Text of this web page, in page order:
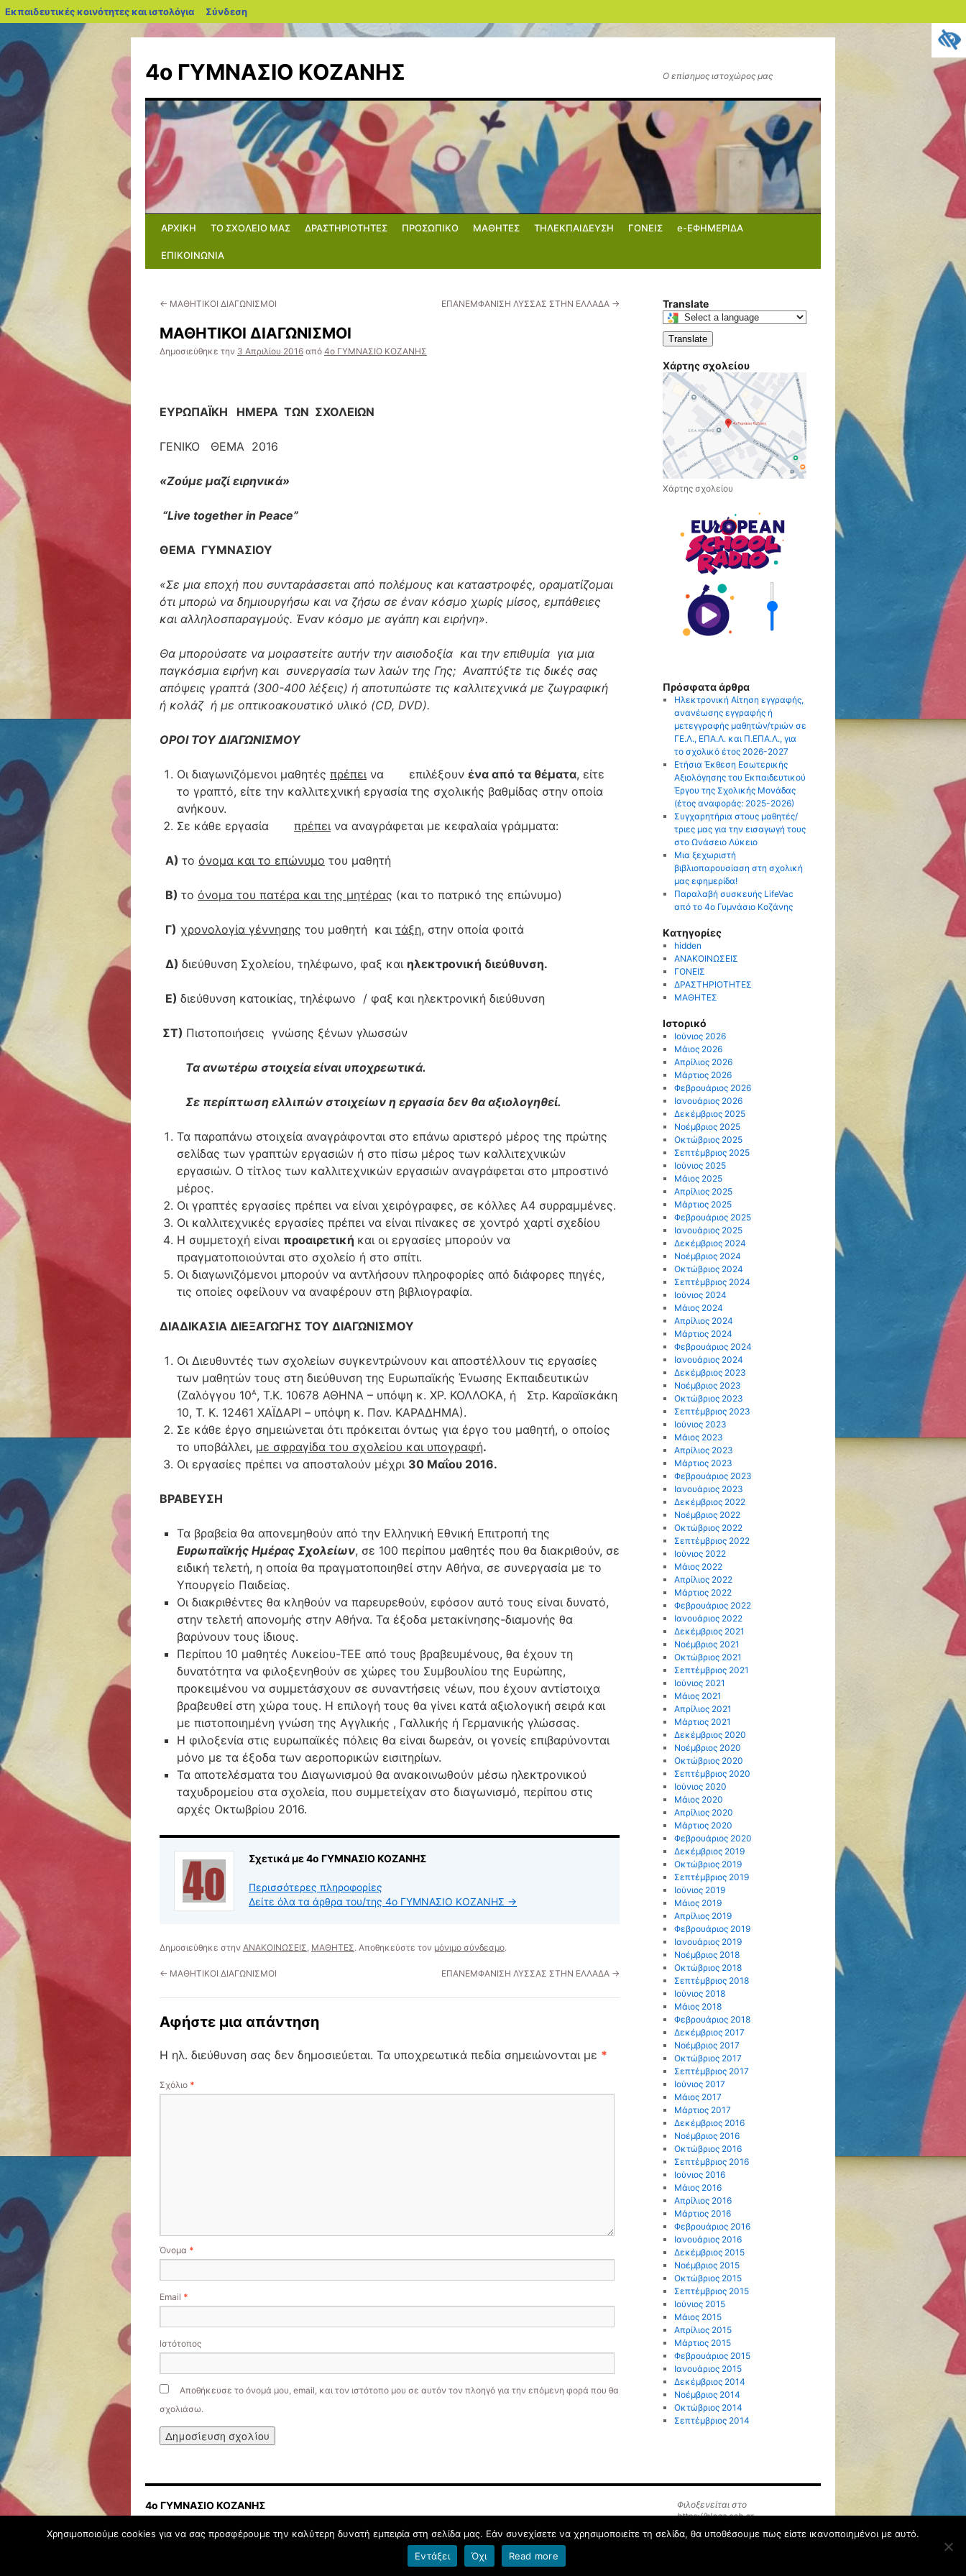
Εκπαιδευτικές κοινότητες και ιστολόγια blogs.sch.gr
Σύνδεση
περιεχόμενο
4ο ΓΥΜΝΑΣΙΟ ΚΟΖΑΝΗΣ Ο επίσημος ιστοχώρος μας
ΑΡΧΙΚΗ ΤΟ ΣΧΟΛΕΙΟ ΜΑΣ ΔΡΑΣΤΗΡΙΟΤΗΤΕΣ ΠΡΟΣΩΠΙΚΟ ΜΑΘΗΤΕΣ ΤΗΛΕΚΠΑΙΔΕΥΣΗ ΓΟΝΕΙΣ e-ΕΦΗΜΕΡΙΔΑ
ΕΠΙΚΟΙΝΩΝΙΑ
← ΜΑΘΗΤΙΚΟΙ ΔΙΑΓΩΝΙΣΜΟΙ ΕΠΑΝΕΜΦΑΝΙΣΗ ΛΥΣΣΑΣ ΣΤΗΝ ΕΛΛΑΔΑ →
ΜΑΘΗΤΙΚΟΙ ΔΙΑΓΩΝΙΣΜΟΙ
Δημοσιεύθηκε την 3 Απριλίου 2016 από 4ο ΓΥΜΝΑΣΙΟ ΚΟΖΑΝΗΣ
ΕΥΡΩΠΑΪΚΗ ΗΜΕΡΑ ΤΩΝ ΣΧΟΛΕΙΩΝ
ΓΕΝΙΚΟ ΘΕΜΑ 2016
«Ζούμε μαζίειρηνικά»
“Live together in Peace”
ΘΕΜΑ ΓΥΜΝΑΣΙΟΥ
«Σε μια εποχή που συνταράσσεται από πολέμους και καταστροφές, οραματίζομαι
ότι μπορώ να δημιουργήσω και να ζήσω σε έναν κόσμο χωρίς μίσος, εμπάθειες
και αλληλοσπαραγμούς. Έναν κόσμο με αγάπη και ειρήνη».
Θα μπορούσατε να μοιραστείτε αυτήν την αισιοδοξία και την επιθυμία για μια
παγκόσμια ειρήνη και συνεργασία των λαών της Γης; Αναπτύξτε τις δικές σας
απόψεις γραπτά (300-400 λέξεις) ή αποτυπώστε τις καλλιτεχνικά με ζωγραφική
ή κολάζ ή με οπτικοακουστικό υλικό (CD, DVD).
ΟΡΟΙ ΤΟΥ ΔΙΑΓΩΝΙΣΜΟΥ
Οι διαγωνιζόμενοι μαθητές πρέπει να επιλέξουν ένα από τα θέματα, είτε
το γραπτό, είτε την καλλιτεχνική εργασία της σχολικής βαθμίδας στην οποία
ανήκουν.
Σε κάθε εργασία πρέπει να αναγράφεται με κεφαλαία γράμματα:
Α) το όνομα και το επώνυμο του μαθητή
Β) το όνομα του πατέρα και της μητέρας (και το πατρικό της επώνυμο)
Γ) χρονολογία γέννησης του μαθητή και τάξη, στην οποία φοιτά
Δ) διεύθυνση Σχολείου, τηλέφωνο, φαξ και ηλεκτρονική διεύθυνση.
Ε) διεύθυνση κατοικίας, τηλέφωνο / φαξ και ηλεκτρονική διεύθυνση
ΣΤ) Πιστοποιήσεις γνώσης ξένων γλωσσών
Τα ανωτέρω στοιχεία είναι υποχρεωτικά.
Σε περίπτωση ελλιπών στοιχείων η εργασία δεν θα αξιολογηθεί.
Τα παραπάνω στοιχεία αναγράφονται στο επάνω αριστερό μέρος της πρώτης
σελίδας των γραπτών εργασιών ή στο πίσω μέρος των καλλιτεχνικών
εργασιών. Ο τίτλος των καλλιτεχνικών εργασιών αναγράφεται στο μπροστινό
μέρος.
Οι γραπτές εργασίες πρέπει να είναι χειρόγραφες, σε κόλλες Α4 συρραμμένες.
Οι καλλιτεχνικές εργασίες πρέπει να είναι πίνακες σε χοντρό χαρτί σχεδίου
Η συμμετοχή είναι προαιρετική και οι εργασίες μπορούν να
πραγματοποιούνται στο σχολείο ή στο σπίτι.
Οι διαγωνιζόμενοι μπορούν να αντλήσουν πληροφορίες από διάφορες πηγές,
τις οποίες οφείλουν να αναφέρουν στη βιβλιογραφία.
ΔΙΑΔΙΚΑΣΙΑ ΔΙΕΞΑΓΩΓΗΣ ΤΟΥ ΔΙΑΓΩΝΙΣΜΟΥ
Οι Διευθυντές των σχολείων συγκεντρώνουν και αποστέλλουν τις εργασίες
των μαθητών τους στη διεύθυνση της Ευρωπαϊκής Ένωσης Εκπαιδευτικών
(Ζαλόγγου 10Α, Τ.Κ. 10678 ΑΘΗΝΑ – υπόψη κ. ΧΡ. ΚΟΛΛΟΚΑ, ή Στρ. Καραϊσκάκη
10, Τ. Κ. 12461 ΧΑΪΔΑΡΙ – υπόψη κ. Παν. ΚΑΡΑΔΗΜΑ).
Σε κάθε έργο σημειώνεται ότι πρόκειται όντως για έργο του μαθητή, ο οποίος
το υποβάλλει, με σφραγίδα του σχολείου και υπογραφή.
Οι εργασίες πρέπει να αποσταλούν μέχρι 30 Μαΐου 2016.
ΒΡΑΒΕΥΣΗ
Τα βραβεία θα απονεμηθούν από την Ελληνική Εθνική Επιτροπή της
Ευρωπαϊκής Ημέρας Σχολείων, σε 100 περίπου μαθητές που θα διακριθούν, σε
ειδική τελετή, η οποία θα πραγματοποιηθεί στην Αθήνα, σε συνεργασία με το
Υπουργείο Παιδείας.
Οι διακριθέντες θα κληθούν να παρευρεθούν, εφόσον αυτό τους είναι δυνατό,
στην τελετή απονομής στην Αθήνα. Τα έξοδα μετακίνησης-διαμονής θα
βαρύνουν τους ίδιους.
Περίπου 10 μαθητές Λυκείου-ΤΕΕ από τους βραβευμένους, θα έχουν τη
δυνατότητα να φιλοξενηθούν σε χώρες του Συμβουλίου της Ευρώπης,
προκειμένου να συμμετάσχουν σε συναντήσεις νέων, που έχουν αντίστοιχα
βραβευθεί στη χώρα τους. Η επιλογή τους θα γίνει κατά αξιολογική σειρά και
με πιστοποιημένη γνώση της Αγγλικής , Γαλλικής ή Γερμανικής γλώσσας.
Η φιλοξενία στις ευρωπαϊκές πόλεις θα είναι δωρεάν, οι γονείς επιβαρύνονται
μόνο με τα έξοδα των αεροπορικών εισιτηρίων.
Τα αποτελέσματα του Διαγωνισμού θα ανακοινωθούν μέσω ηλεκτρονικού
ταχυδρομείου στα σχολεία, που συμμετείχαν στο διαγωνισμό, περίπου στις
αρχές Οκτωβρίου 2016.
Σχετικά με 4ο ΓΥΜΝΑΣΙΟ ΚΟΖΑΝΗΣ
Περισσότερες πληροφορίες
Δείτε όλα τα άρθρα του/της 4ο ΓΥΜΝΑΣΙΟ ΚΟΖΑΝΗΣ →
Δημοσιεύθηκε στην ΑΝΑΚΟΙΝΩΣΕΙΣ ΜΑΘΗΤΕΣ. Αποθηκεύστε τον μόνιμο σύνδεσμο.
← ΜΑΘΗΤΙΚΟΙ ΔΙΑΓΩΝΙΣΜΟΙ ΕΠΑΝΕΜΦΑΝΙΣΗ ΛΥΣΣΑΣ ΣΤΗΝ ΕΛΛΑΔΑ →
Αφήστε μια απάντηση
Η ηλ. διεύθυνση σας δεν δημοσιεύεται. Τα υποχρεωτικά πεδία σημειώνονται με *
Σχόλιο *
Όνομα *
Email *
Ιστότοπος
Αποθήκευσε το όνομά μου, email, και τον ιστότοπο μου σε αυτόν τον πλοηγό για την επόμενη φορά που θα
σχολιάσω.
Translate
Select
language
translate
this
Translate
Χάρτης σχολείου
Χάρτης σχολείου
Πρόσφατα άρθρα
Ηλεκτρονική Αίτηση εγγραφής,
ανανέωσης εγγραφής ή
μετεγγραφής μαθητών/τριών σε
ΓΕ.Λ., ΕΠΑ.Λ. και Π.ΕΠΑ.Λ., για
το σχολικό έτος 2026-2027
Ετήσια Έκθεση Εσωτερικής
Αξιολόγησης του Εκπαιδευτικού
Έργου της Σχολικής Μονάδας
(έτος αναφοράς: 2025-2026)
Συγχαρητήρια στους μαθητές/
τριες μας για την εισαγωγή τους
στο Ωνάσειο Λύκειο
Μια ξεχωριστή
βιβλιοπαρουσίαση στη σχολική
μας εφημερίδα!
Παραλαβή συσκευής LifeVac
από το 4ο Γυμνάσιο Κοζάνης
Kατηγορίες
hidden
ΑΝΑΚΟΙΝΩΣΕΙΣ
ΓΟΝΕΙΣ
ΔΡΑΣΤΗΡΙΟΤΗΤΕΣ
ΜΑΘΗΤΕΣ
Ιστορικό
Ιούνιος 2026
Μάιος 2026
Απρίλιος 2026
Μάρτιος 2026
Φεβρουάριος 2026
Ιανουάριος 2026
Δεκέμβριος 2025
Νοέμβριος 2025
Οκτώβριος 2025
Σεπτέμβριος 2025
Ιούνιος 2025
Μάιος 2025
Απρίλιος 2025
Μάρτιος 2025
Φεβρουάριος 2025
Ιανουάριος 2025
Δεκέμβριος 2024
Νοέμβριος 2024
Οκτώβριος 2024
Σεπτέμβριος 2024
Ιούνιος 2024
Μάιος 2024
Απρίλιος 2024
Μάρτιος 2024
Φεβρουάριος 2024
Ιανουάριος 2024
Δεκέμβριος 2023
Νοέμβριος 2023
Οκτώβριος 2023
Σεπτέμβριος 2023
Ιούνιος 2023
Μάιος 2023
Απρίλιος 2023
Μάρτιος 2023
Φεβρουάριος 2023
Ιανουάριος 2023
Δεκέμβριος 2022
Νοέμβριος 2022
Οκτώβριος 2022
Σεπτέμβριος 2022
Ιούνιος 2022
Μάιος 2022
Απρίλιος 2022
Μάρτιος 2022
Φεβρουάριος 2022
Ιανουάριος 2022
Δεκέμβριος 2021
Νοέμβριος 2021
Οκτώβριος 2021
Σεπτέμβριος 2021
Ιούνιος 2021
Μάιος 2021
Απρίλιος 2021
Μάρτιος 2021
Δεκέμβριος 2020
Νοέμβριος 2020
Οκτώβριος 2020
Σεπτέμβριος 2020
Ιούνιος 2020
Μάιος 2020
Απρίλιος 2020
Μάρτιος 2020
Φεβρουάριος 2020
Δεκέμβριος 2019
Οκτώβριος 2019
Σεπτέμβριος 2019
Ιούνιος 2019
Μάιος 2019
Απρίλιος 2019
Φεβρουάριος 2019
Ιανουάριος 2019
Νοέμβριος 2018
Οκτώβριος 2018
Σεπτέμβριος 2018
Ιούνιος 2018
Μάιος 2018
Φεβρουάριος 2018
Δεκέμβριος 2017
Νοέμβριος 2017
Οκτώβριος 2017
Σεπτέμβριος 2017
Ιούνιος 2017
Μάιος 2017
Μάρτιος 2017
Δεκέμβριος 2016
Νοέμβριος 2016
Οκτώβριος 2016
Σεπτέμβριος 2016
Ιούνιος 2016
Μάιος 2016
Απρίλιος 2016
Μάρτιος 2016
Φεβρουάριος 2016
Ιανουάριος 2016
Δεκέμβριος 2015
Νοέμβριος 2015
Οκτώβριος 2015
Σεπτέμβριος 2015
Ιούνιος 2015
Μάιος 2015
Απρίλιος 2015
Μάρτιος 2015
Φεβρουάριος 2015
Ιανουάριος 2015
Δεκέμβριος 2014
Νοέμβριος 2014
Οκτώβριος 2014
Σεπτέμβριος 2014
4ο ΓΥΜΝΑΣΙΟ ΚΟΖΑΝΗΣ
Φιλοξενείται στο
https://blogs.sch.gr
Όροι χρήσης blogs.sch.gr | Δήλωση προσβασιμότητας
Χρησιμοποιούμε cookies για να σας προσφέρουμε την καλύτερη δυνατή εμπειρία στη σελίδα μας. Εάν συνεχίσετε να χρησιμοποιείτε τη σελίδα, θα υποθέσουμε πως είστε ικανοποιημένοι με αυτό.
Εντάξει
Όχι Read more